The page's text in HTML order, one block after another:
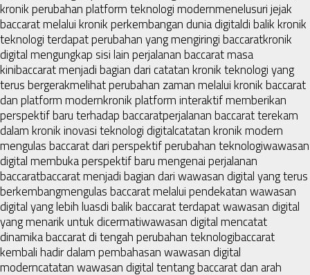
kronik perubahan platform teknologi modernmenelusuri jejak
baccarat melalui kronik perkembangan dunia digitaldi balik kronik
teknologi terdapat perubahan yang mengiringi baccaratkronik
digital mengungkap sisi lain perjalanan baccarat masa
kinibaccarat menjadi bagian dari catatan kronik teknologi yang
terus bergerakmelihat perubahan zaman melalui kronik baccarat
dan platform modernkronik platform interaktif memberikan
perspektif baru terhadap baccaratperjalanan baccarat terekam
dalam kronik inovasi teknologi digitalcatatan kronik modern
mengulas baccarat dari perspektif perubahan teknologiwawasan
digital membuka perspektif baru mengenai perjalanan
baccaratbaccarat menjadi bagian dari wawasan digital yang terus
berkembangmengulas baccarat melalui pendekatan wawasan
digital yang lebih luasdi balik baccarat terdapat wawasan digital
yang menarik untuk dicermatiwawasan digital mencatat
dinamika baccarat di tengah perubahan teknologibaccarat
kembali hadir dalam pembahasan wawasan digital
moderncatatan wawasan digital tentang baccarat dan arah